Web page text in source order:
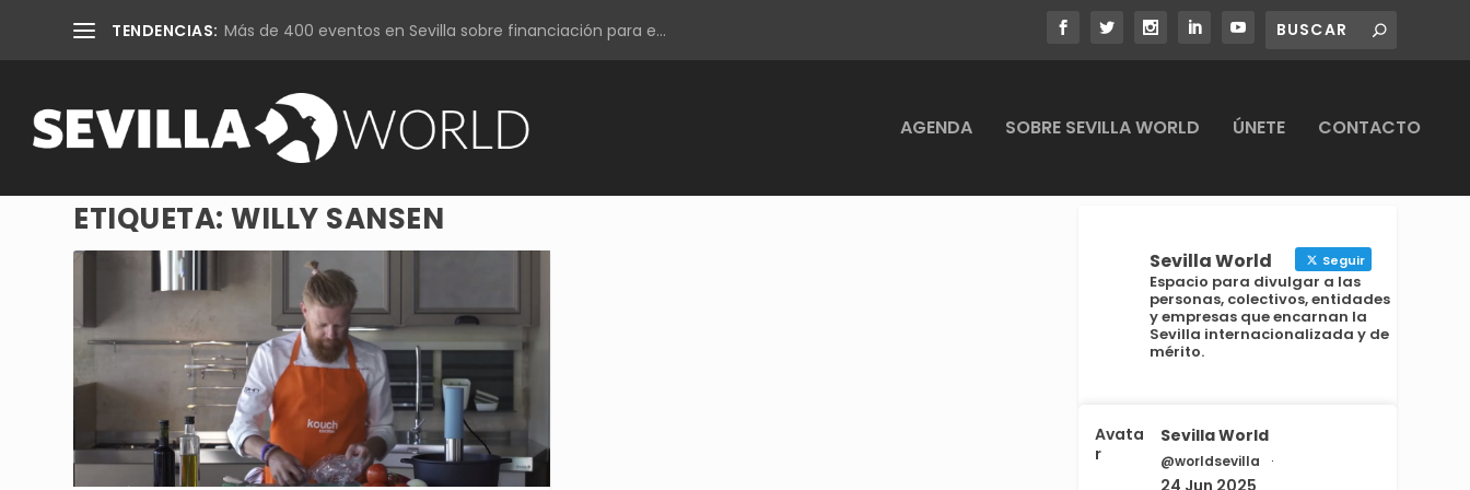
TENDENCIAS: Más de 400 eventos en Sevilla sobre financiación para e...
AGENDA SOBRE SEVILLA WORLD ÚNETE CONTACTO
ETIQUETA:WILLY SANSEN
Sevilla World Seguir
Espacio para divulgar a las
personas, colectivos, entidades
y empresas que encarnan la
Sevilla internacionalizada y de
mérito.
Avata
r
Sevilla World
@worldsevilla ·